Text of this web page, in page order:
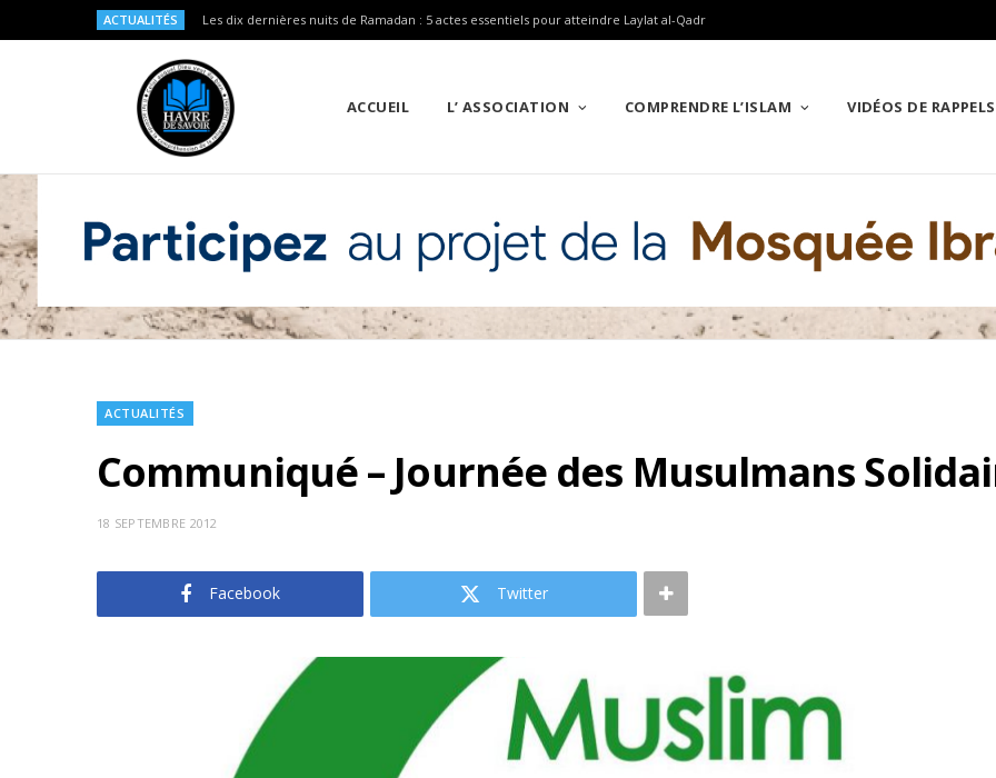
ACTUALITÉS Les dix dernières nuits de Ramadan : 5 actes essentiels pour atteindre Laylat al-Qadr
ACCUEIL L’ ASSOCIATION COMPRENDRE L’ISLAM VIDÉOS DE RAPPELS
ACTUALITÉS
Communiqué – Journée des Musulmans
18 SEPTEMBRE 2012
Facebook Twitter